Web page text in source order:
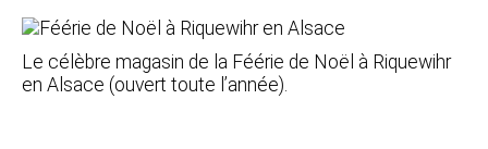
Le célèbre magasin de la Féérie de Noël à Riquewihr
en Alsace (ouvert toute l’année).